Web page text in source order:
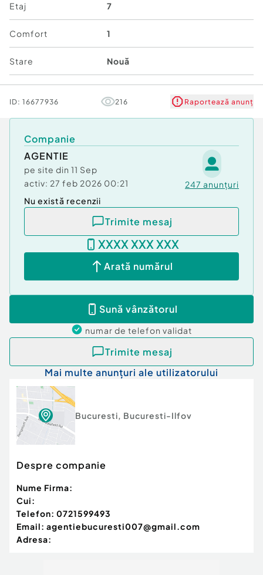
Etaj 7
Comfort 1
Stare Nouă
ID: 16677936 216 Raportează anunț
Companie
AGENTIE
pe site din 11 Sep
activ: 27 feb 2026 00:21 247 anunțuri
Nu există recenzii
Trimite mesaj
XXXX XXX XXX
Arată numărul
Sună vânzătorul
numar de telefon validat
Trimite mesaj
Mai multe anunțuri ale utilizatorului
Bucuresti, Bucuresti-Ilfov
Despre companie
Nume Firma:
Cui:
Telefon: 0721599493
Email: agentiebucuresti007@gmail.com
Adresa: